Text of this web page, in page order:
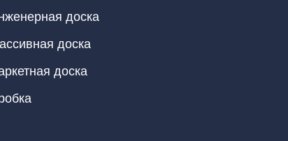
доска
доска
доска